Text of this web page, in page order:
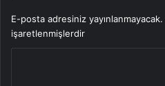
E-posta adresiniz yayınlanmayacak.
işaretlenmişlerdir